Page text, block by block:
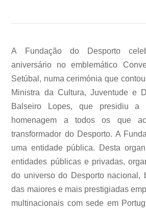
A Fundação do Desporto
aniversário no emblemático
Setúbal, numa cerimónia que
Ministra da Cultura, Juventude e
Balseiro Lopes, que presidiu a
homenagem a todos os que
transformador do Desporto. A
uma entidade pública. Desta
entidades públicas e privadas,
do universo do Desporto nacional,
das maiores e mais prestigiadas
multinacionais com sede em